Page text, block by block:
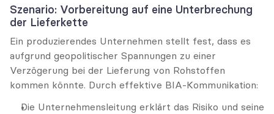
Szenario: Vorbereitung auf eine Unterbrechung
der Lieferkette
Ein produzierendes Unternehmen stellt fest, dass es
aufgrund geopolitischer Spannungen zu einer
Verzögerung bei der Lieferung von Rohstoffen
kommen könnte. Durch effektive BIA-Kommunikation:
Die Unternehmensleitung erklärt das Risiko und seine